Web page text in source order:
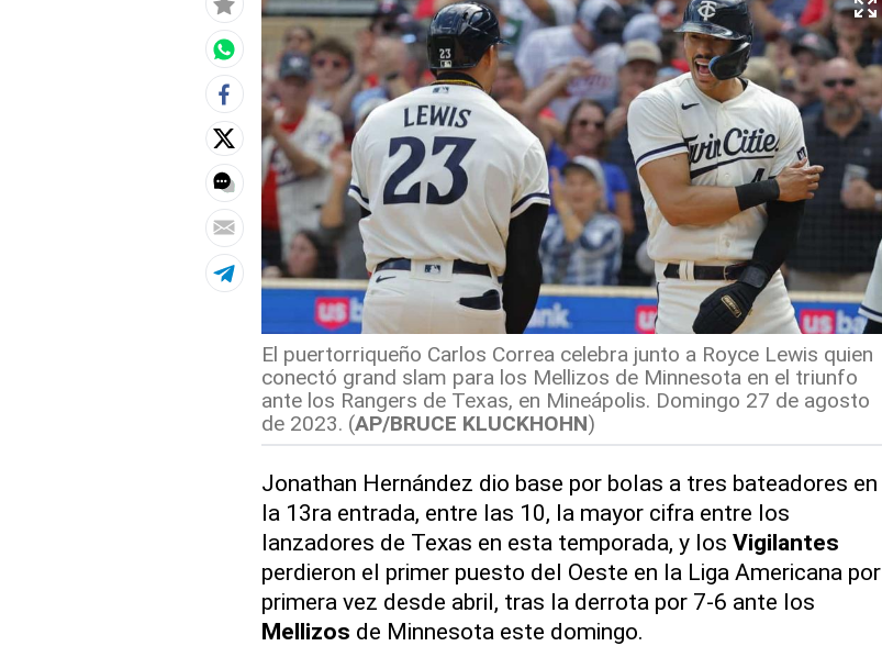
El puertorriqueño Carlos Correa celebra junto a Royce Lewis quien
conectó grand slam para los Mellizos de Minnesota en el triunfo
ante los Rangers de Texas, en Mineápolis. Domingo 27 de agosto
de 2023. (AP/BRUCE KLUCKHOHN)
Jonathan Hernández dio base por bolas a tres bateadores en
la 13ra entrada, entre las 10, la mayor cifra entre los
lanzadores de Texas en esta temporada, y los Vigilantes
perdieron el primer puesto del Oeste en la Liga Americana por
primera vez desde abril, tras la derrota por 7-6 ante los
Mellizos de Minnesota este domingo.